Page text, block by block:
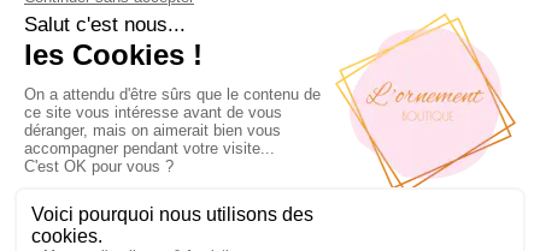
Contact
04 50 17 58 44
christine.malcoeffe@gmail.com
28, Rue des Granges - 74200 Thonon-les-Bains
Du mardi au samedi 9h30-18h30h NON STOP
Fermé le dimanche et le lundi